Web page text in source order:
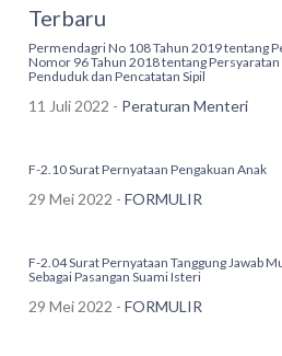
Terbaru
Permendagri No 108 Tahun 2019 tentang
Nomor 96 Tahun 2018 tentang Persyaratan
Penduduk dan Pencatatan Sipil
11 Juli 2022 - Peraturan Menteri
F-2.10 Surat Pernyataan Pengakuan Anak
29 Mei 2022 -FORMULIR
F-2.04 Surat Pernyataan Tanggung Jawab
Sebagai Pasangan Suami Isteri
29 Mei 2022 -FORMULIR